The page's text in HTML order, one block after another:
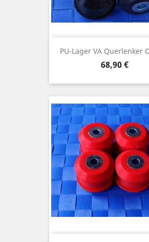
PU-Lager VA Querlenker
Preis
68,90 €